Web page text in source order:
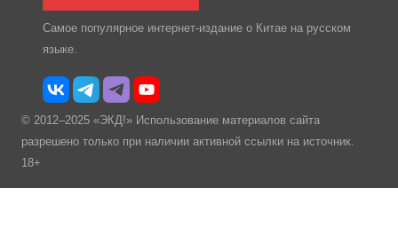
Самое популярное интернет-издание о Китае на русском
языке.
© 2012–2025 «ЭКД!» Использование материалов сайта
разрешено только при наличии активной ссылки на источник.
18+